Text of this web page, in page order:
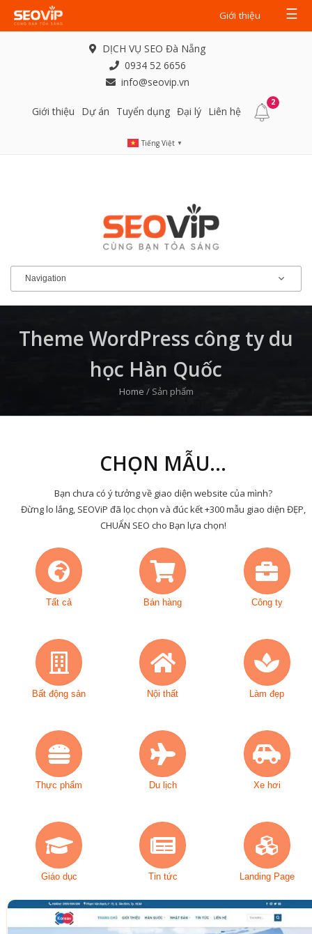
Giới thiệu ☰
DỊCH VỤ SEO Đà Nẵng
0934 52 6656
info@seovip.vn
Giới thiệu Dự án Tuyển dụng Đại lý Liên hệ
2
Tiếng Việt ▼
Theme WordPress công ty du
học Hàn Quốc
Home / Sản phẩm
CHỌN MẪU...
Bạn chưa có ý tưởng về giao diện website của mình?
Đừng lo lắng, SEOViP đã lọc chọn và đúc kết +300 mẫu giao diện ĐẸP,
CHUẨN SEO cho Bạn lựa chọn!
Tất cả Bán hàng Công ty
Bất động sản Nội thất Làm đẹp
Thực phẩm Du lịch Xe hơi
Giáo dục Tin tức Landing Page